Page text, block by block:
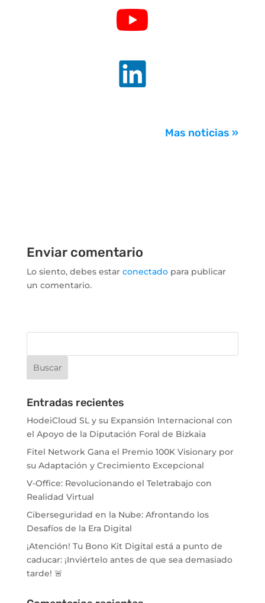
.
Mas noticias »
Enviar comentario
Lo siento, debes estar conectadopara publicar
un comentario.
Entradas recientes
HodeiCloud SL y su Expansión Internacional con
el Apoyo de la Diputación Foral de Bizkaia
Fitel Network Gana el Premio 100K Visionary por
su Adaptación y Crecimiento Excepcional
V-Office: Revolucionando el Teletrabajo con
Realidad Virtual
Ciberseguridad en la Nube: Afrontando los
Desafíos de la Era Digital
¡Atención! Tu Bono Kit Digital está a punto de
caducar: ¡Inviértelo antes de que sea demasiado
tarde! 🚨